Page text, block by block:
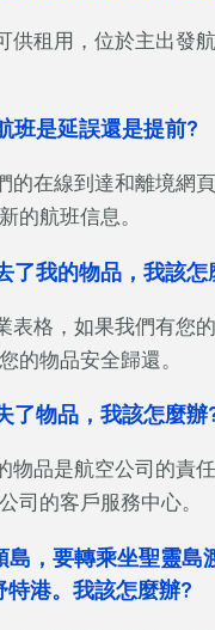
供租用，位於主出發
班是延誤還是提前?
的在線到達和離境網
的航班信息。
了我的物品，我該怎
表格，如果我們有您
的物品安全歸還。
了物品，我該怎麼辦
物品是航空公司的責
司的客戶服務中心。
島，要轉乘坐聖靈島
港。我該怎麼辦?